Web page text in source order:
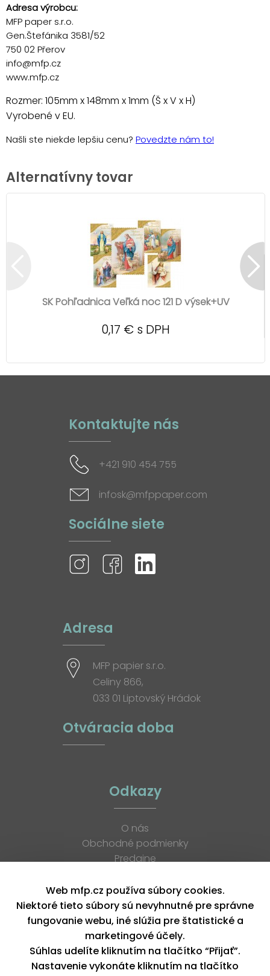
Adresa výrobcu:
MFP paper s.r.o.
Gen.Štefánika 3581/52
750 02 Přerov
info@mfp.cz
www.mfp.cz
Rozmer: 105mm x 148mm x 1mm (Š x V x H)
Vyrobené v EU.
Našli ste niekde lepšiu cenu? Povedzte nám to!
Alternatívny tovar
SK Pohľadnica Veľká noc 121 D výsek+UV
0,17 € s DPH
Kontaktujte nás
+421 910 454 755
infosk@mfppaper.com
Sociálne siete
Adresa
MFP papier s.r.o.
Celiny 866,
033 01 Liptovský Hrádok
Otváracia doba
Odkazy
O nás
Obchodné podmienky
Predajne
K stiahnutiu
Blog
Kontakt
Kariéra
XML feed
Web mfp.cz používa súbory cookies.
Niektoré tieto súbory sú nevyhnutné pre správne
fungovanie webu, iné slúžia pre štatistické a
marketingové účely.
Súhlas udelíte kliknutím na tlačítko “Přijať”.
Nastavenie vykonáte kliknutím na tlačítko